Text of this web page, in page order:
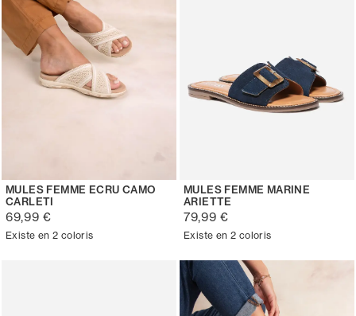
MULES FEMME ECRU CAMO
CARLETI
69,99 €
Existe en 2 coloris
MULES FEMME MARINE
ARIETTE
79,99 €
Existe en 2 coloris